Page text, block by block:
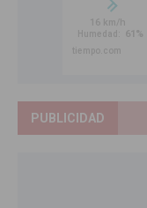
PUBLICIDAD